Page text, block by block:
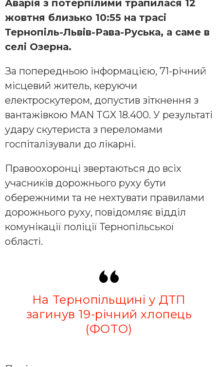
Аварія з потерпілими трапилася 12
жовтня близько 10:55 на трасі
Тернопіль-Львів-Рава-Руська, а саме в
селі Озерна.
За попередньою інформацією, 71-річний
місцевий житель, керуючи
електроскутером, допустив зіткнення з
вантажівкою MAN TGX 18.400. У результаті
удару скутериста з переломами
госпіталізували до лікарні.
Правоохоронці звертаються до всіх
учасників дорожнього руху бути
обережними та не нехтувати правилами
дорожнього руху, повідомляє відділ
комунікації поліції Тернопільської
області.
На Тернопільщині у ДТП
загинув 19-річний хлопець
(ФОТО)